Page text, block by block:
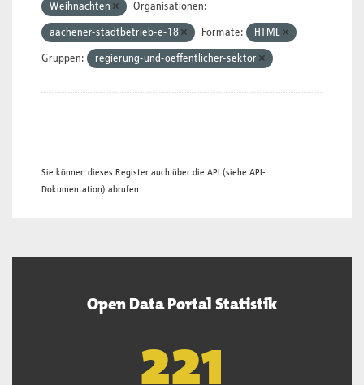
Weihnachten Organisationen:
aachener-stadtbetrieb-e-18 Formate: HTML
Gruppen: regierung-und-oeffentlicher-sektor
Sie können dieses Register auch über die API (siehe API-
Dokumentation) abrufen.
Open Data Portal Statistik
222